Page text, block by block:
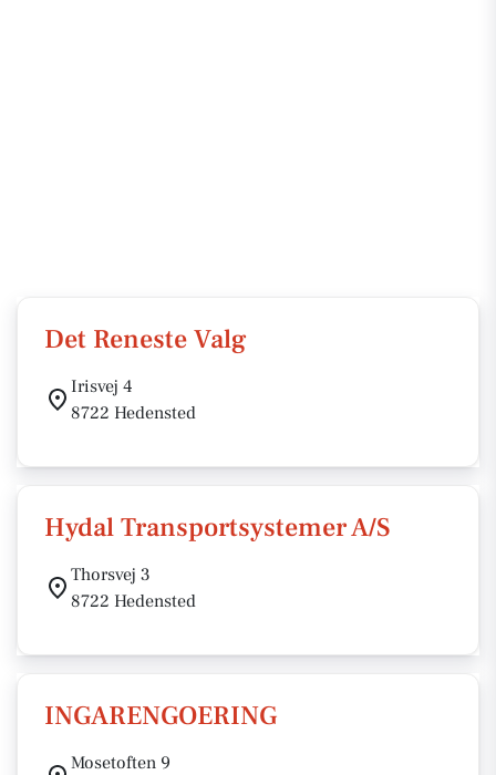
Det Reneste Valg
Irisvej 4
8722 Hedensted
Hydal Transportsystemer A/S
Thorsvej 3
8722 Hedensted
INGARENGOERING
Mosetoften 9